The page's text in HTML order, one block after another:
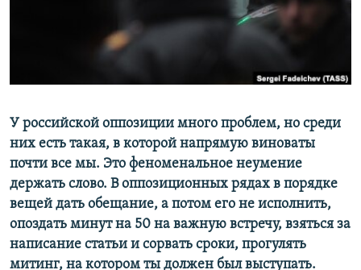
КРЫМ.НЕПОКОРЕННЫЙ
Все сайты RFE/RL
У российской оппозиции много проблем, но среди
них есть такая, в которой напрямую виноваты
почти все мы. Это феноменальное неумение
держать слово. В оппозиционных рядах в порядке
вещей дать обещание, а потом его не исполнить,
опоздать минут на 50 на важную встречу, взяться за
написание статьи и сорвать сроки, прогулять
митинг, на котором ты должен был выступать.